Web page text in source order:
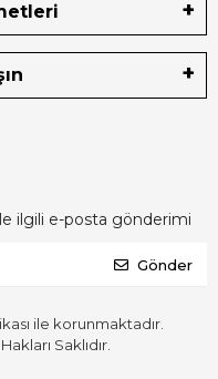
ilgili e-posta gönderimi
Gönder
ile korunmaktadır.
Saklıdır.